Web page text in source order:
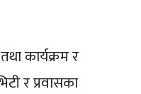
कार्यक्रम र
र प्रवासका